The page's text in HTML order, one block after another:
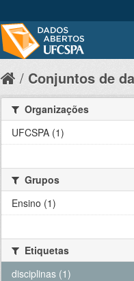
Conjuntos de
Organizações
UFCSPA (1)
Grupos
Ensino (1)
Etiquetas
disciplinas (1)